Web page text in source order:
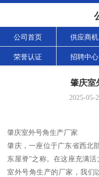
公司首页 供应商机
荣誉认证 招聘中心
肇庆室
2025-05-
肇庆室外号角生产厂家
肇庆，一座位于广东省西北
东屋脊”之称。在这座充满
室外号角生产的厂家，我们